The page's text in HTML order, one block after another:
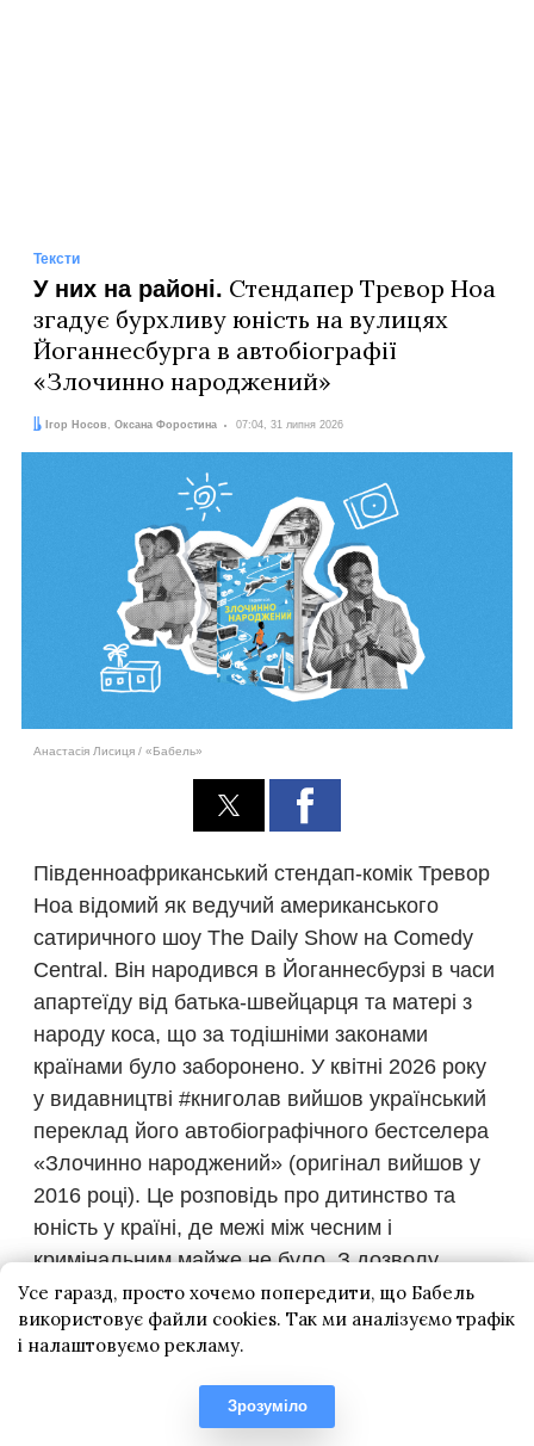
Усе гаразд, просто хочемо попередити, що Бабель
використовує файли cookies. Так ми аналізуємо трафік
і налаштовуємо рекламу.
Зрозуміло